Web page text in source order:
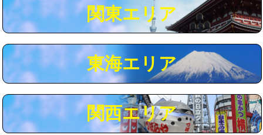
管・ポリ管・HT管使用/3ｍ超え)
マス交換（土の掘削・埋め戻し作業） 11,000円~
マス交換（深さ50㎝未満） 55,000円
マス交換（深さ50㎝以上） 66,000円
コンクリート斫り（厚さ10㎝まで） 27,500円
コンクリート斫り（厚さ10㎝超え） 38,500円
関東エリア
東海エリア
関西エリア